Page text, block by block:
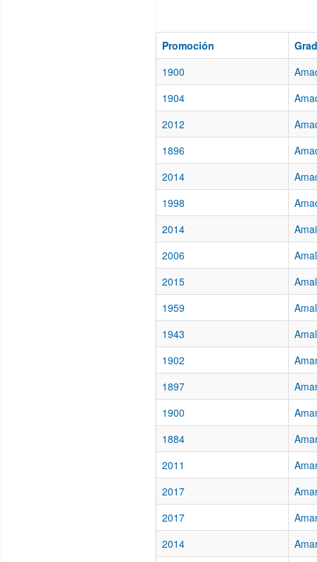
Promoción
1900
1904
2012
1896
2014
1998
2014
2006
2015
1959
1943
1902
1897
1900
1884
2011
2017
2017
2014